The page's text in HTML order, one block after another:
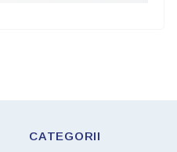
CATEGORII